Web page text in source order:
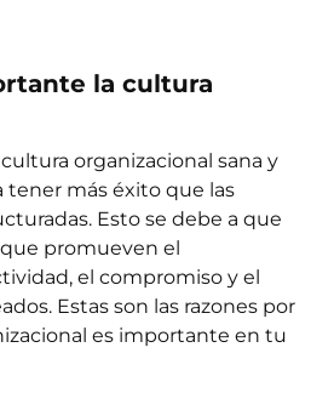
la cultura
organizacional sana y
más éxito que las
Esto se debe a que
promueven el
el compromiso y el
Estas son las razones por
es importante en tu